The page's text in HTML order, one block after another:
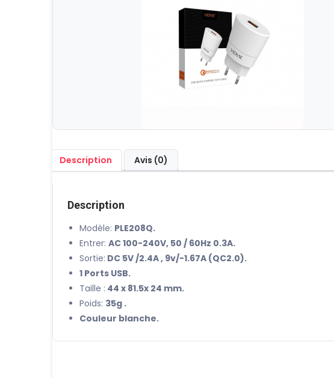
Description Avis (0)
Description
Modèle: PLE208Q.
Entrer: AC 100-240V, 50 / 60Hz 0.3A.
Sortie: DC 5V /2.4A , 9v/-1.67A (QC2.0).
1 Ports USB.
Taille : 44 x 81.5x 24 mm.
Poids: 35g .
Couleur blanche.